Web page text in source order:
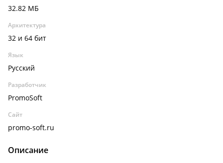
32.82 МБ
Архитектура
32 и 64 бит
Язык
Русский
Разработчик
PromoSoft
Сайт
promo-soft.ru
Описание